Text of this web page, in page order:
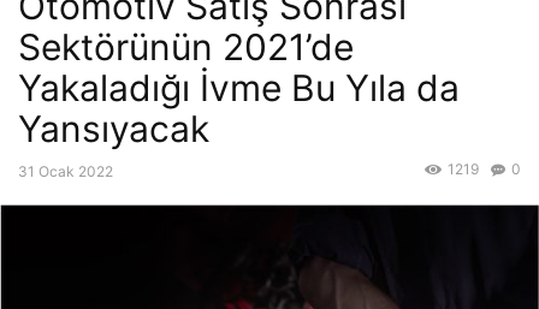
Sektörünün 2021’de
Yakaladığı İvme Bu Yıla da
Yansıyacak
31 Ocak 2022 0
1219